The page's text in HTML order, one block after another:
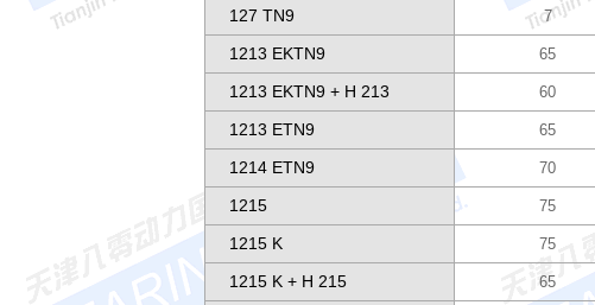
127 TN9 7
1213 EKTN9 65
1213 EKTN9 + H 213 60
1213 ETN9 65
1214 ETN9 70
1215 75
1215 K 75
1215 K + H 215 65